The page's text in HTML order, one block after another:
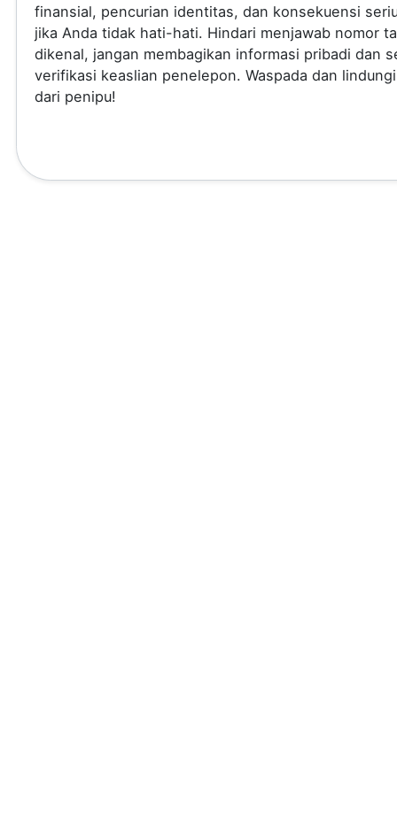
finansial, pencurian identitas, dan konsekuensi
jika Anda tidak hati-hati. Hindari menjawab nomor
dikenal, jangan membagikan informasi pribadi dan
verifikasi keaslian penelepon. Waspada dan
dari penipu!